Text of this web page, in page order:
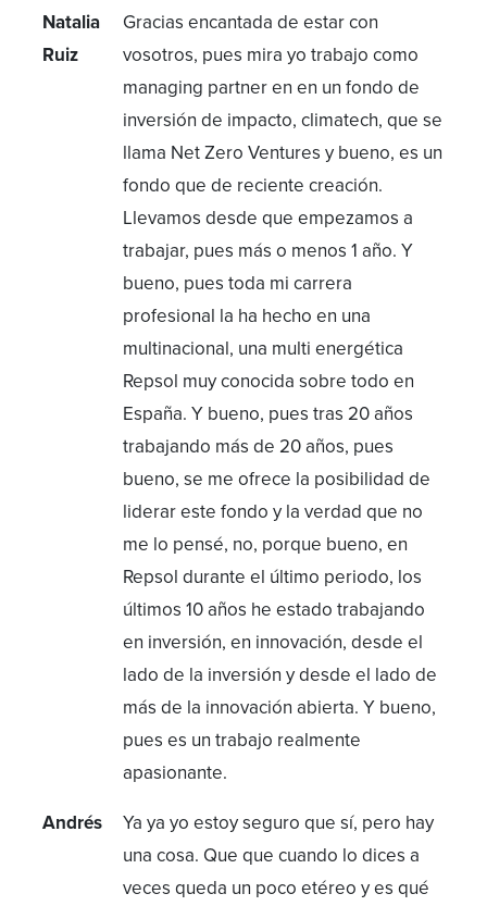
Natalia
Ruiz
Gracias encantada de estar con
vosotros, pues mira yo trabajo como
managing partner en en un fondo de
inversión de impacto, climatech, que se
llama Net Zero Ventures y bueno, es un
fondo que de reciente creación.
Llevamos desde que empezamos a
trabajar, pues más o menos 1 año. Y
bueno, pues toda mi carrera
profesional la ha hecho en una
multinacional, una multi energética
Repsol muy conocida sobre todo en
España. Y bueno, pues tras 20 años
trabajando más de 20 años, pues
bueno, se me ofrece la posibilidad de
liderar este fondo y la verdad que no
me lo pensé, no, porque bueno, en
Repsol durante el último periodo, los
últimos 10 años he estado trabajando
en inversión, en innovación, desde el
lado de la inversión y desde el lado de
más de la innovación abierta. Y bueno,
pues es un trabajo realmente
apasionante.
Andrés
Ya ya yo estoy seguro que sí, pero hay
una cosa. Que que cuando lo dices a
veces queda un poco etéreo y es qué